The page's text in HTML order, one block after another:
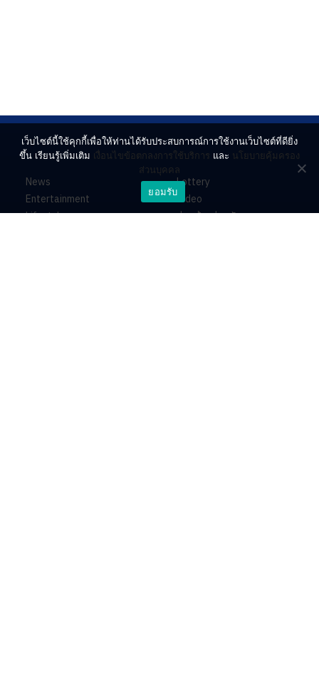
News
Entertainment
Lifestyle
Lottery
Video
ร่วมด้วยช่วยกัน
เว็บไซต์นี้ใช้คุกกี้เพื่อให้ท่านได้รับประสบการณ์การใช้งานเว็บไซต์ที่ดียิ่ง
ขึ้น เรียนรู้เพิ่มเติม เงื่อนไขข้อตกลงการใช้บริการ และ นโยบายคุ้มครอง
ส่วนบุคคล
ยอมรับ